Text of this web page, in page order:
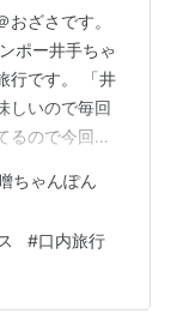
ざさです。
ポー井手ちゃ
行です。 「井
しいので毎回
るので今回も
前回の使い
ベツ・大豆た
・ねぎ）・
麺です（前
げ・乾燥野菜
ちゃんぽん
#口内旅行